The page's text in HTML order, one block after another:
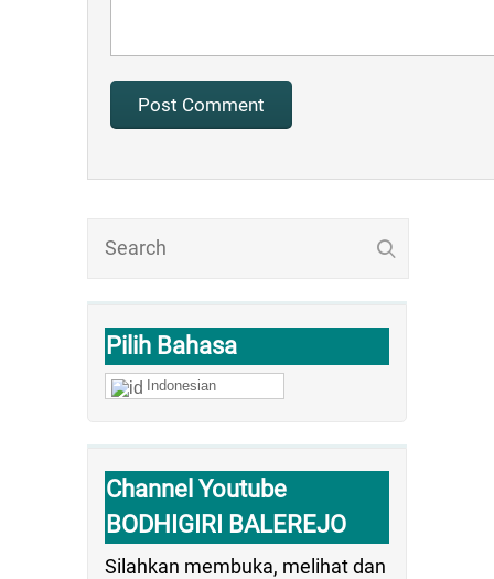
Pilih Bahasa
Indonesian
Channel Youtube
BODHIGIRI BALEREJO
Silahkan membuka, melihat dan